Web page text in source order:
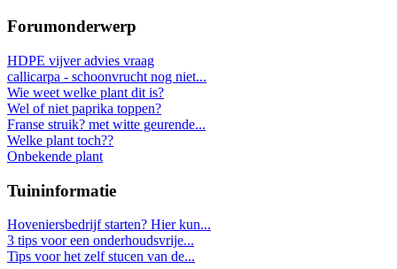
Forumonderwerp
HDPE vijver advies vraag
callicarpa - schoonvrucht nog niet...
Wie weet welke plant dit is?
Wel of niet paprika toppen?
Franse struik? met witte geurende...
Welke plant toch??
Onbekende plant
Tuininformatie
Hoveniersbedrijf starten? Hier kun...
3 tips voor een onderhoudsvrije...
Tips voor het zelf stucen van de...